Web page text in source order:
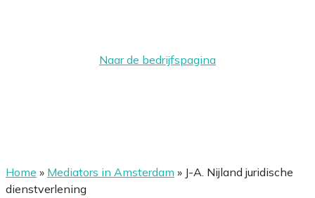
Naar de bedrijfspagina
Home » Mediators in Amsterdam » J-A. Nijland juridische
dienstverlening